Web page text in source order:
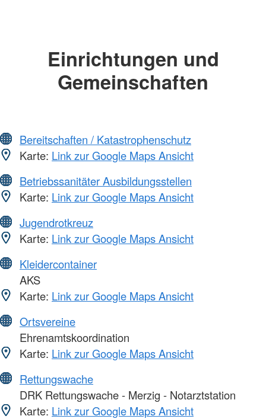
Einrichtungen und
Gemeinschaften
Bereitschaften / Katastrophenschutz
Karte: Link zur Google Maps Ansicht
Betriebssanitäter Ausbildungsstellen
Karte: Link zur Google Maps Ansicht
Jugendrotkreuz
Karte: Link zur Google Maps Ansicht
Kleidercontainer
AKS
Karte: Link zur Google Maps Ansicht
Ortsvereine
Ehrenamtskoordination
Karte: Link zur Google Maps Ansicht
Rettungswache
DRK Rettungswache - Merzig - Notarztstation
Karte: Link zur Google Maps Ansicht